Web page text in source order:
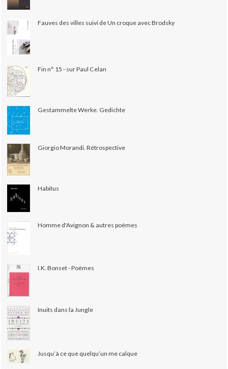
Fauves des villes suivi de Un croque avec Brodsky
Fin n° 15 - sur Paul Celan
Gestammelte Werke. Gedichte
Giorgio Morandi. Rétrospective
Habitus
Homme d'Avignon & autres poèmes
I.K. Bonset - Poèmes
Inuits dans la Jungle
Jusqu’à ce que quelqu’un me calque